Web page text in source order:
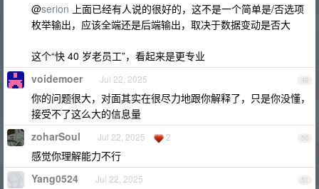
@serion 上面已经有人说的很好的，这不是一个简单是/否选项
枚举输出，应该全端还是后端输出，取决于数据变动是否大
这个“快 40 岁老员工”，看起来是更专业
49
voidemoer Jul 22, 2025
你的问题很大，对面其实在很尽力地跟你解释了，只是你没懂，
接受不了这么大的信息量
50
zoharSoul Jul 22, 2025 2
感觉你理解能力不行
51
Yang0524 Jul 22, 2025